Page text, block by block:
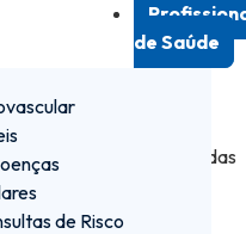
de Saúde
de Risco
competências adquiridas
profissional e